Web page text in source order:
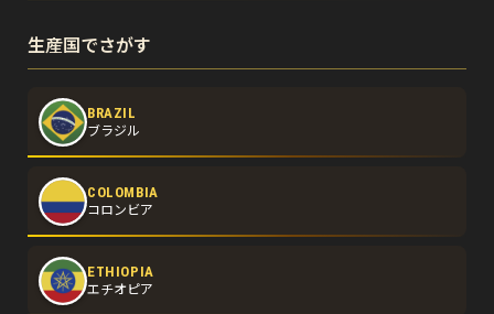
生産国でさがす
BRAZIL
ブラジル
COLOMBIA
コロンビア
ETHIOPIA
エチオピア